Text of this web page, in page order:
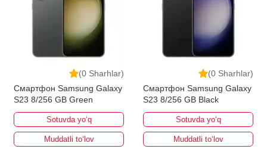
(0 Sharhlar)
Смартфон Samsung Galaxy
S23 8/256 GB Green
Sotuvda yo‘q
Muddatli to‘lov
(0 Sharhlar)
Смартфон Samsung Galaxy
S23 8/256 GB Black
Sotuvda yo‘q
Muddatli to‘lov